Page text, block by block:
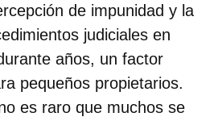
de impunidad y la
judiciales en
años, un factor
pequeños propietarios.
es raro que muchos se